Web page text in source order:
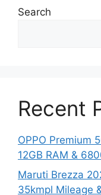
Search
Recent
OPPO Premium
12GB RAM &
Maruti Brezza
35kmpl Mileage